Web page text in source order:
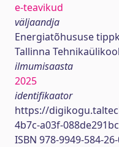
e-teavikud
väljaandja
Energiatõhususe
Tallinna Tehnikaülikool
ilmumisaasta
2025
identifikaator
https://
4b7c-a03f-
ISBN 978-9949-584-